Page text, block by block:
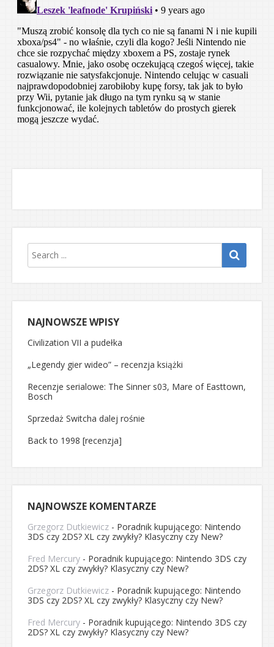
NAJNOWSZE WPISY
Civilization VII a pudełka
„Legendy gier wideo” – recenzja książki
Recenzje serialowe: The Sinner s03, Mare of Easttown,
Bosch
Sprzedaż Switcha dalej rośnie
Back to 1998 [recenzja]
NAJNOWSZE KOMENTARZE
Grzegorz Dutkiewicz - Poradnik kupującego: Nintendo
3DS czy 2DS? XL czy zwykły? Klasyczny czy New?
Fred Mercury - Poradnik kupującego: Nintendo 3DS czy
2DS? XL czy zwykły? Klasyczny czy New?
Grzegorz Dutkiewicz - Poradnik kupującego: Nintendo
3DS czy 2DS? XL czy zwykły? Klasyczny czy New?
Fred Mercury - Poradnik kupującego: Nintendo 3DS czy
2DS? XL czy zwykły? Klasyczny czy New?